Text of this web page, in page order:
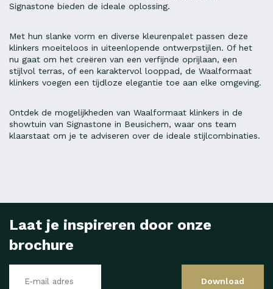
Signastone bieden de ideale oplossing.
Met hun slanke vorm en diverse kleurenpalet passen deze
klinkers moeiteloos in uiteenlopende ontwerpstijlen. Of het
nu gaat om het creëren van een verfijnde oprijlaan, een
stijlvol terras, of een karaktervol looppad, de Waalformaat
klinkers voegen een tijdloze elegantie toe aan elke omgeving.
Ontdek de mogelijkheden van Waalformaat klinkers in de
showtuin van Signastone in Beusichem, waar ons team
klaarstaat om je te adviseren over de ideale stijlcombinaties.
Laat je inspireren door onze
brochure
Download